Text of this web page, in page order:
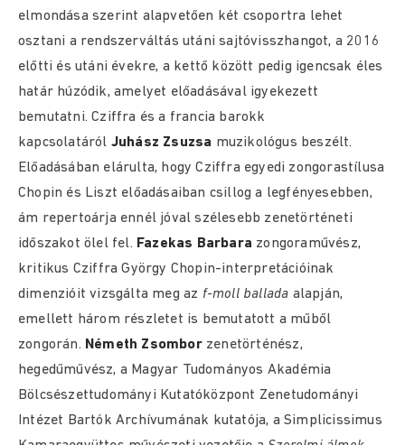
elmondása szerint alapvetően két csoportra lehet
osztani a rendszerváltás utáni sajtóvisszhangot, a 2016
előtti és utáni évekre, a kettő között pedig igencsak éles
határ húzódik, amelyet előadásával igyekezett
bemutatni. Cziffra és a francia barokk
kapcsolatáról Juhász Zsuzsa muzikológus beszélt.
Előadásában elárulta, hogy Cziffra egyedi zongorastílusa
Chopin és Liszt előadásaiban csillog a legfényesebben,
ám repertoárja ennél jóval szélesebb zenetörténeti
időszakot ölel fel. Fazekas Barbara zongoraművész,
kritikus Cziffra György Chopin-interpretációinak
dimenzióit vizsgálta meg az f-moll ballada alapján,
emellett három részletet is bemutatott a műből
zongorán. Németh Zsomborzenetörténész,
hegedűművész, a Magyar Tudományos Akadémia
Bölcsészettudományi Kutatóközpont Zenetudományi
Intézet Bartók Archívumának kutatója, a Simplicissimus